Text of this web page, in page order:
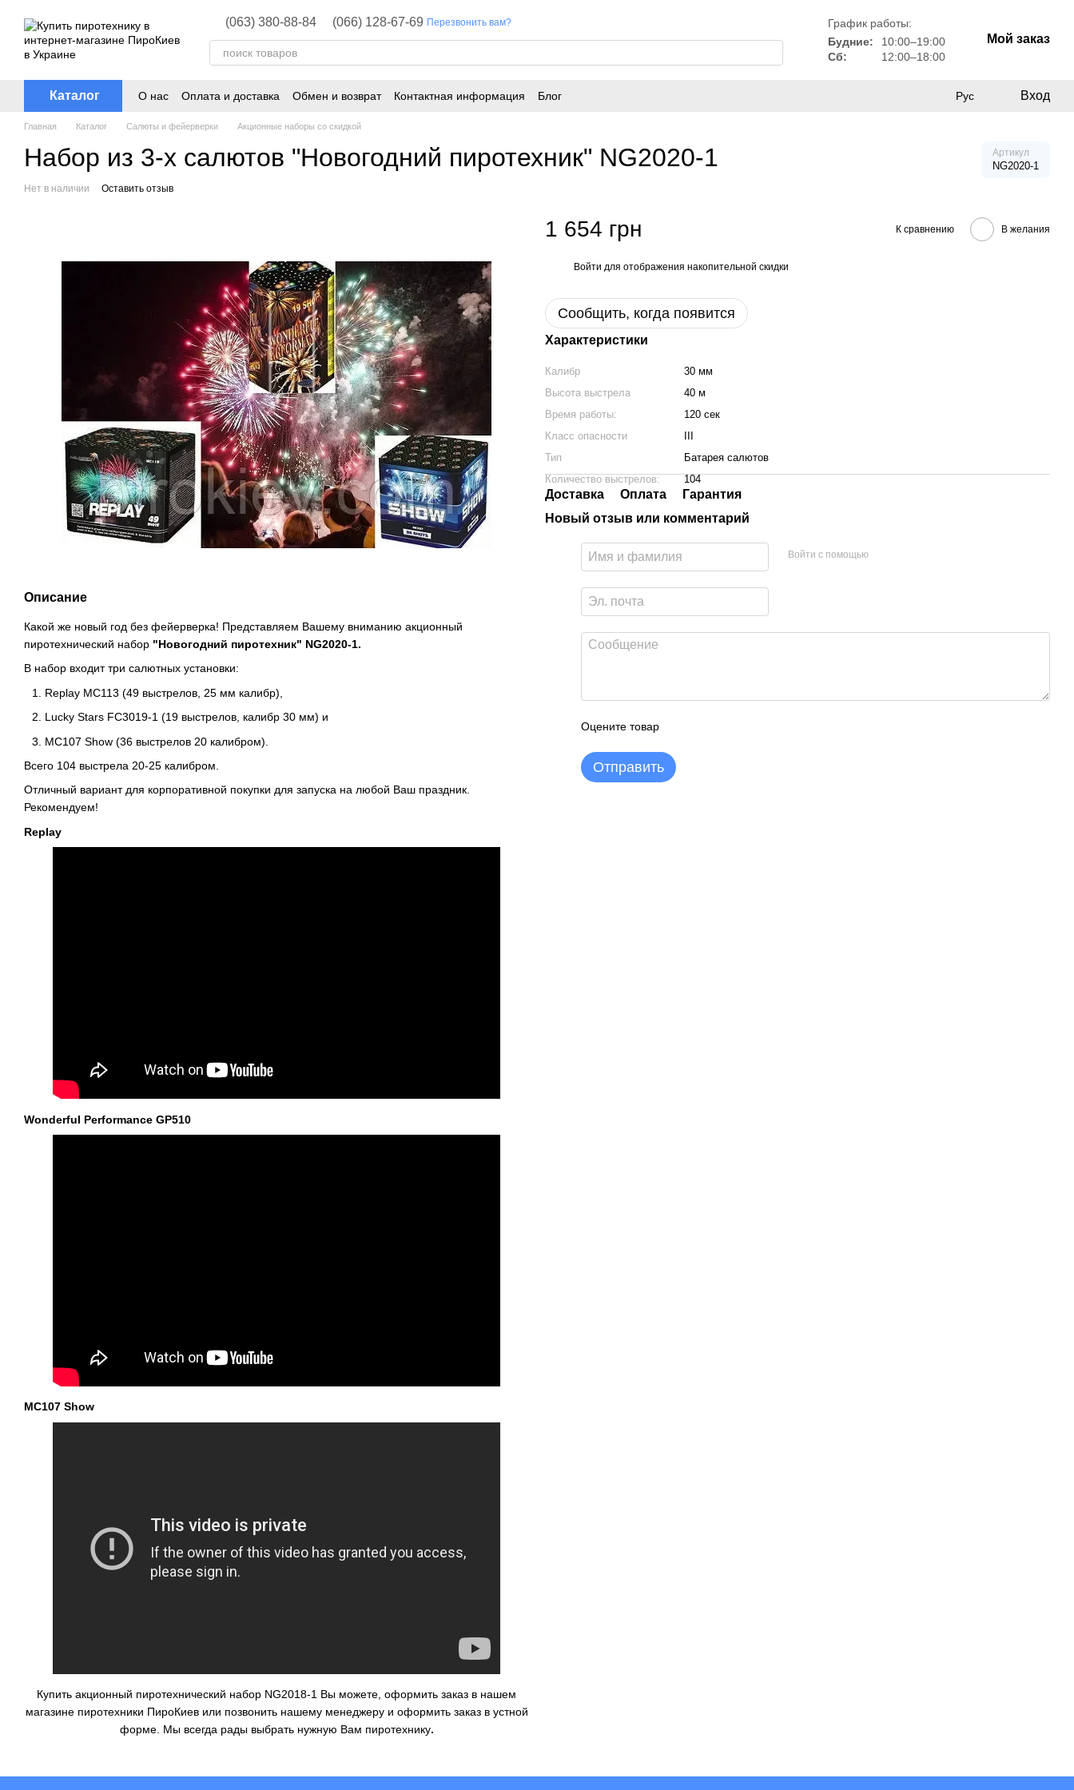
(063) 380-88-84 (066) 128-67-69 Перезвонить вам?
График работы:
Будние:
10:00–19:00
Сб:
12:00–18:00
Мой заказ
Каталог О нас Оплата и доставка Обмен и возврат Контактная информация Блог Рус Вход
Главная Каталог Салюты и фейерверки Акционные наборы со скидкой
Набор из 3-х салютов "Новогодний пиротехник" NG2020-1 Артикул
NG2020-1
Нет в наличии Оставить отзыв
Описание
Какой же новый год без фейерверка! Представляем Вашему вниманию акционный
пиротехнический набор "Новогодний пиротехник" NG2020-1.
В набор входит три салютных установки:
Replay MC113 (49 выстрелов, 25 мм калибр),
Lucky Stars FC3019-1 (19 выстрелов, калибр 30 мм) и
MC107 Show (36 выстрелов 20 калибром).
Всего 104 выстрела 20-25 калибром.
Отличный вариант для корпоративной покупки для запуска на любой Ваш праздник.
Рекомендуем!
Replay
Wonderful Performance GP510
MC107 Show
Купить акционный пиротехнический набор NG2018-1 Вы можете, оформить заказ в нашем
магазине пиротехники ПироКиевили позвонить нашему менеджеру и оформить заказ в устной
форме. Мы всегда рады выбрать нужную Вам пиротехнику.
1 654 грн К сравнению В желания
Войти для отображения накопительной скидки
Сообщить, когда появится
Характеристики
Калибр
30 мм
Высота выстрела
40 м
Время работы:
120 сек
Класс опасности
Тип
Батарея салютов
Количество выстрелов:
104
Доставка Оплата
Гарантия
Новый отзыв или комментарий
Войти с помощью
Оцените товар
Отправить